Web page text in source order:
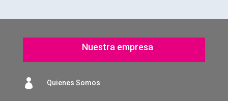
Nuestra empresa
 Quienes Somos